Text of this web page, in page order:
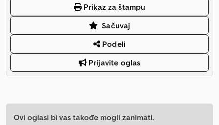
Prikaz za štampu
Sačuvaj
Podeli
Prijavite oglas
Ovi oglasi bi vas takođe mogli zanimati.